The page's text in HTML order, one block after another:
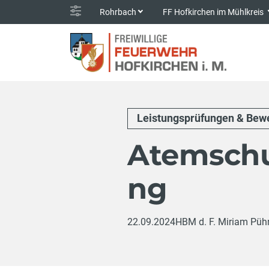
Rohrbach FF Hofkirchen im Mühlkreis
Leistungsprüfungen &
ng
22.09.2024HBM d. F. Miriam